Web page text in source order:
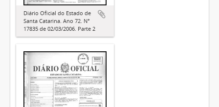
Diário Oficial do Estado de
Santa Catarina. Ano 72. N°
17835 de 02/03/2006. Parte 2